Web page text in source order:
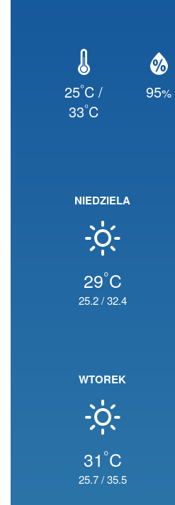
25°C /
33°C
95%
NIEDZIELA
29°C
25.2/32.4
WTOREK
31 °C
25.7/35.5